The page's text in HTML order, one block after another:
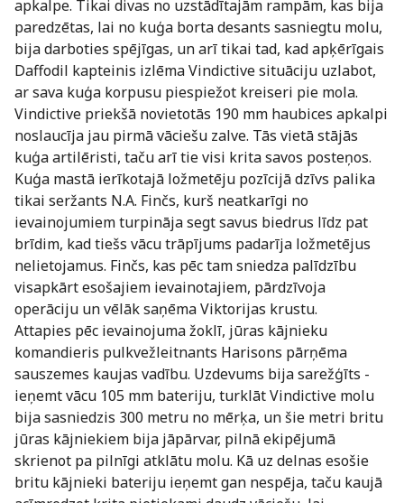
apkalpe. Tikai divas no uzstādītajām rampām, kas bija
paredzētas, lai no kuģa borta desants sasniegtu molu,
bija darboties spējīgas, un arī tikai tad, kad apķērīgais
Daffodil kapteinis izlēma Vindictive situāciju uzlabot,
ar sava kuģa korpusu piespiežot kreiseri pie mola.
Vindictive priekšā novietotās 190 mm haubices apkalpi
noslaucīja jau pirmā vāciešu zalve. Tās vietā stājās
kuģa artilēristi, taču arī tie visi krita savos posteņos.
Kuģa mastā ierīkotajā ložmetēju pozīcijā dzīvs palika
tikai seržants N.A. Finčs, kurš neatkarīgi no
ievainojumiem turpināja segt savus biedrus līdz pat
brīdim, kad tiešs vācu trāpījums padarīja ložmetējus
nelietojamus. Finčs, kas pēc tam sniedza palīdzību
visapkārt esošajiem ievainotajiem, pārdzīvoja
operāciju un vēlāk saņēma Viktorijas krustu.
Attapies pēc ievainojuma žoklī, jūras kājnieku
komandieris pulkvežleitnants Harisons pārņēma
sauszemes kaujas vadību. Uzdevums bija sarežģīts -
ieņemt vācu 105 mm bateriju, turklāt Vindictive molu
bija sasniedzis 300 metru no mērķa, un šie metri britu
jūras kājniekiem bija jāpārvar, pilnā ekipējumā
skrienot pa pilnīgi atklātu molu. Kā uz delnas esošie
britu kājnieki bateriju ieņemt gan nespēja, taču kaujā